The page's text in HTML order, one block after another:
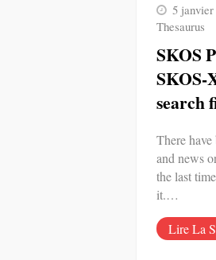
5 janvier
Thesaurus
SKOS
SKOS-
search
There
and news
the last
it.…
Lire La